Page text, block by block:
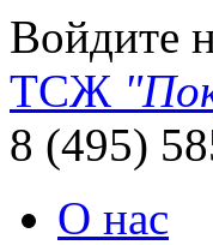
Войдите
ТСЖ
8 (495)
О нас